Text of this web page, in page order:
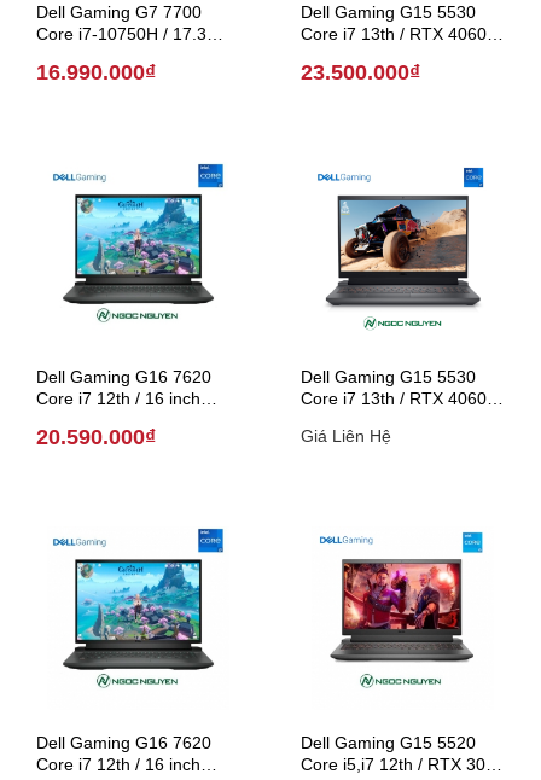
Dell Gaming G7 7700
Core i7-10750H / 17.3
16.990.000₫
Dell Gaming G15 5530
Core i7 13th / RTX 4060 /
23.500.000₫
Dell Gaming G16 7620
Core i7 12th / 16 inch
20.590.000₫
Dell Gaming G15 5530
Core i7 13th / RTX 4060 /
Giá Liên Hệ
Dell Gaming G16 7620
Core i7 12th / 16 inch
Dell Gaming G15 5520
Core i5,i7 12th / RTX 3050